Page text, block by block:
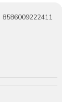
8586009222411